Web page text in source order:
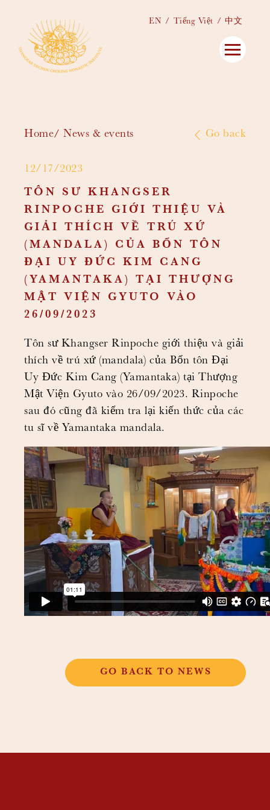
EN Tiếng Việt 中文
Home News & events Go back
12/17/2023
TÔN SƯ KHANGSER
RINPOCHE GIỚI THIỆU VÀ
GIẢI THÍCH VỀ TRÚ XỨ
(MANDALA) CỦA BỔN TÔN
ĐẠI UY ĐỨC KIM CANG
(YAMANTAKA) TẠI THƯỢNG
MẬT VIỆN GYUTO VÀO
26/09/2023
Tôn sư Khangser Rinpoche giới thiệu và giải
thích về trú xứ (mandala) của Bổn tôn Đại
Uy Đức Kim Cang (Yamantaka) tại Thượng
Mật Viện Gyuto vào 26/09/2023. Rinpoche
sau đó cũng đã kiểm tra lại kiến thức của các
tu sĩ về Yamantaka mandala.
GO BACK TO NEWS